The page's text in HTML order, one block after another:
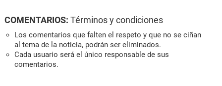
COMENTARIOS: Términos y condiciones
Los comentarios que falten el respeto y que no se ciñan
al tema de la noticia, podrán ser eliminados.
Cada usuario será el único responsable de sus
comentarios.